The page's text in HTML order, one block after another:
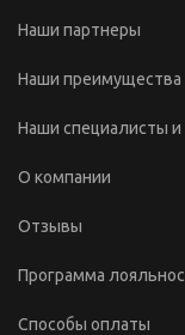
Наши партнеры
Наши преимущества
Наши специалисты
О компании
Отзывы
Программа
Способы оплаты